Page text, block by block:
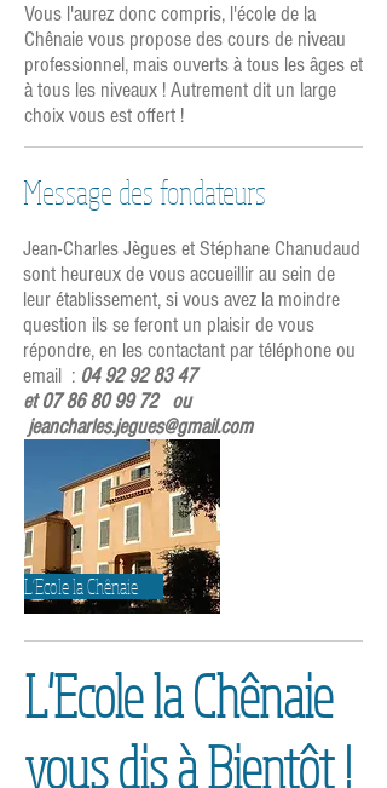
Vous l'aurez donc compris, l'école de la
Chênaie vous propose des cours de niveau
professionnel, mais ouverts à tous les âges et
à tous les niveaux ! Autrement dit un large
choix vous est offert !
Message des fondateurs
Jean-Charles Jègues et Stéphane Chanudaud
sont heureux de vous accueillir au sein de
leur établissement, si vous avez la moindre
question ils se feront un plaisir de vous
répondre, en les contactant par téléphone ou
email : 04 92 92 83 47
et07 86 80 99 72ou
jeancharles.jegues@gmail.com
L'Ecole la Chênaie
L'Ecole la Chênaie
vous dis à Bientôt !